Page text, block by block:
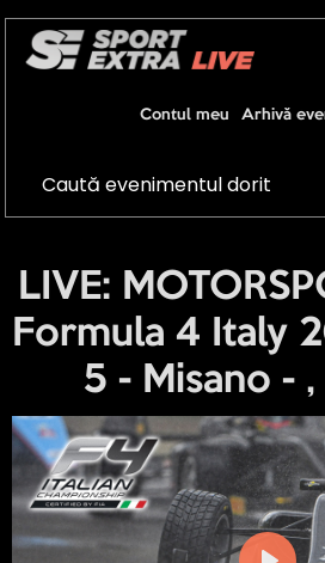
Arhivă
Contul meu
LIVE:
Formula 4 Italy
5 - Misano - ,